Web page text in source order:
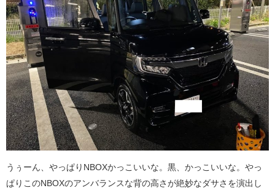
うぅーん、やっぱりNBOXかっこいいな。黒、かっこいいな。やっ
ぱりこのNBOXのアンバランスな背の高さが絶妙なダサさを演出し